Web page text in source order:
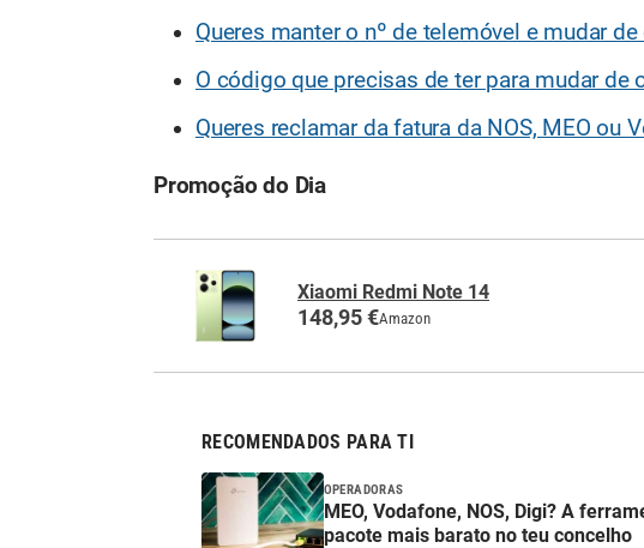
Queres manter o nº de telemóvel e mudar
O código que precisas de ter para mudar de
Queres reclamar da fatura da NOS, MEO ou
Promoção do Dia
Xiaomi Redmi Note 14
148,95 €Amazon
RECOMENDADOS PARA TI
OPERADORAS
MEO, Vodafone, NOS, Digi? A
pacote mais barato no teu concelho